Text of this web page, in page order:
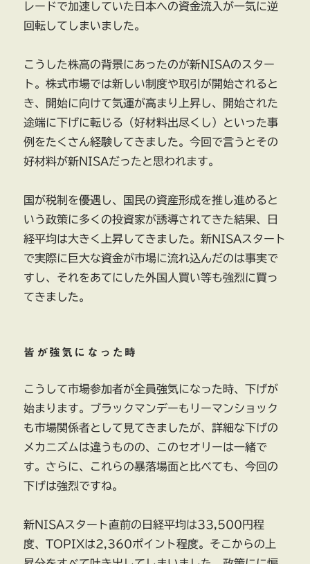
レードで加速していた日本への資金流入が一気に逆
回転してしまいました。
こうした株高の背景にあったのが新NISAのスター
ト。株式市場では新しい制度や取引が開始されると
き、開始に向けて気運が高まり上昇し、開始された
途端に下げに転じる（好材料出尽くし）といった事
例をたくさん経験してきました。今回で言うとその
好材料が新NISAだったと思われます。
国が税制を優遇し、国民の資産形成を推し進めると
いう政策に多くの投資家が誘導されてきた結果、日
経平均は大きく上昇してきました。新NISAスタート
で実際に巨大な資金が市場に流れ込んだのは事実で
すし、それをあてにした外国人買い等も強烈に買っ
てきました。
皆が強気になった時
こうして市場参加者が全員強気になった時、下げが
始まります。ブラックマンデーもリーマンショック
も市場関係者として見てきましたが、詳細な下げの
メカニズムは違うものの、このセオリーは一緒で
す。さらに、これらの暴落場面と比べても、今回の
下げは強烈ですね。
新NISAスタート直前の日経平均は33,500円程
度、TOPIXは2,360ポイント程度。そこからの上